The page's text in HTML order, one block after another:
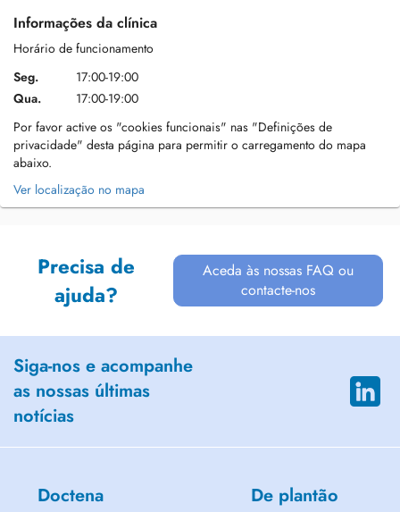
Informações da clínica
Horário de funcionamento
Seg.
17:00-19:00
Qua.
17:00-19:00
Por favor active os "cookies funcionais" nas "Definições de
privacidade" desta página para permitir o carregamento do mapa
abaixo.
Ver localização no mapa
Precisa de
ajuda?
Aceda às nossas FAQ ou
contacte-nos
Siga-nos e acompanhe
as nossas últimas
notícias
Doctena De plantão